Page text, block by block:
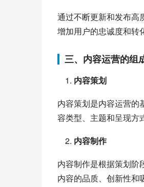
通过不断更新和发布高
增加用户的忠诚度和转
三、内容运营的组
内容策划
内容策划是内容运营的
容类型、主题和呈现方
内容制作
内容制作是根据策划阶
内容的品质、创新性和